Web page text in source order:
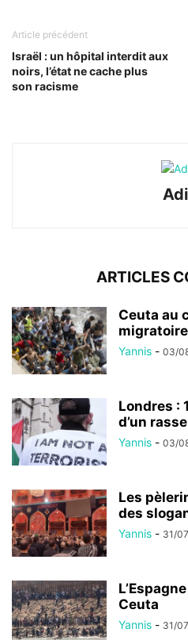
Article précédent
Israël : un hôpital interdit aux
noirs, l’état ne cache plus
son racisme
ARTICLES
Ceuta au
migratoire
Yannis - 03/
Londres :
d’un
Yannis - 03/
Les
des
Yannis - 31/
Ceuta
Yannis - 31/